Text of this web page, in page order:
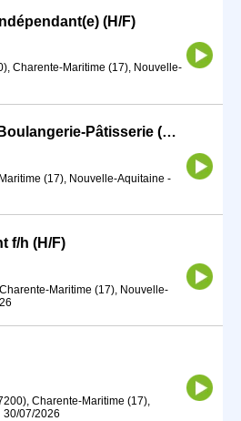
(H/F)
Charente-Maritime (17), Nouvelle-
Alternant Vente en Boulangerie-Pâtisserie (H/F)
(17), Nouvelle-Aquitaine -
f/h (H/F)
Maritime (17), Nouvelle-
Charente-Maritime (17),
30/07/2026